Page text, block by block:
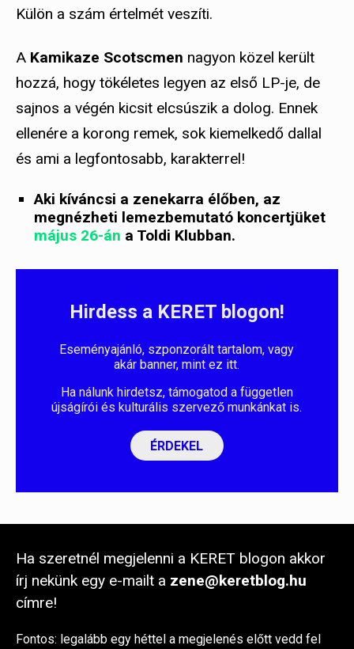
Külön a szám értelmét veszíti.
A Kamikaze Scotscmen nagyon közel került
hozzá, hogy tökéletes legyen az első LP-je, de
sajnos a végén kicsit elcsúszik a dolog. Ennek
ellenére a korong remek, sok kiemelkedő dallal
és ami a legfontosabb, karakterrel!
Aki kíváncsi a zenekarra élőben, az
megnézheti lemezbemutató koncertjüket
május 26-án a Toldi Klubban.
Hirdess a KERET blogon!
Eseményajánló, szponzorált tartalom, vagy
akár banner, mint ez itt.
Ha nálunk hirdetsz, támogatod a független
újságírói és kulturális szervező munkánkat is.
ÉRDEKEL
Ha szeretnél megjelenni a KERET blogon akkor
írj nekünk egy e-mailt a zene@keretblog.hu
címre!
Fontos: legalább egy héttel a megjelenés előtt vedd fel